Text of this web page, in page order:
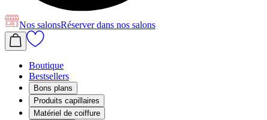
Nos salonsRéserverdans nos salons
Boutique
Bestsellers
Bons plans
Produits capillaires
Matériel de coiffure